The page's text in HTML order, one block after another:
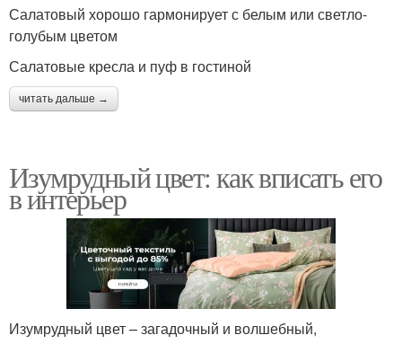
Салатовый хорошо гармонирует с белым или светло-
голубым цветом
Салатовые кресла и пуф в гостиной
читать дальше →
Изумрудный цвет: как вписать его
в интерьер
Изумрудный цвет – загадочный и волшебный,